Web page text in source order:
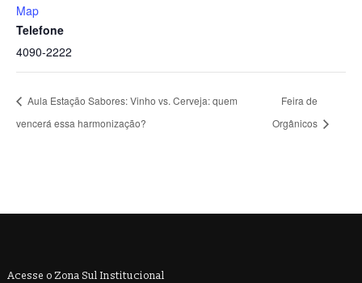
Map
Telefone
4090-2222
Aula Estação Sabores: Vinho vs. Cerveja: quem
vencerá essa harmonização?
Feira de
Orgânicos
Acesse o Zona Sul Institucional